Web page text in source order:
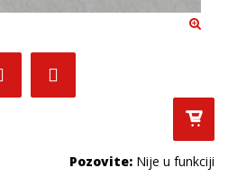
Pozovite: Nije u funkciji